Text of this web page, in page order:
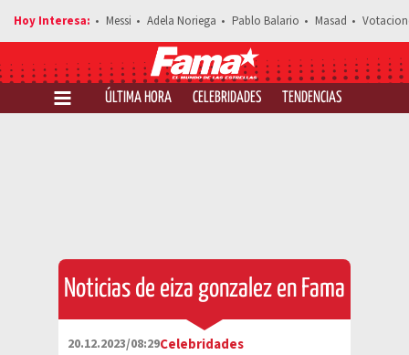
Messi Adela Noriega Pablo Balario Masad
ÚLTIMA HORA CELEBRIDADES TENDENCIAS
Noticias de eiza gonzalez en Fama
20.12.2023/08:29Celebridades